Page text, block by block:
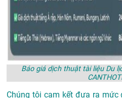
Báo giá dịch thuật tài liệu Du
Chúng tôi cam kết đưa ra mức